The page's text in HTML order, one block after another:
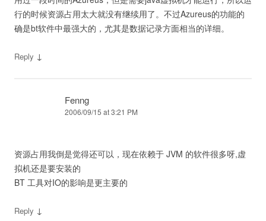
行的时候资源占用太大就没有继续用了。不过Azureus的功能的
确是bt软件中最强大的，尤其是数据记录方面相当的详细。
Reply ↓
Fenng
2006/09/15 at 3:21 PM
资源占用我倒是觉得还可以，现在依赖于 JVM 的软件很多呀,虚
拟机还是要安装的
BT 工具对IO的影响是更主要的
Reply ↓